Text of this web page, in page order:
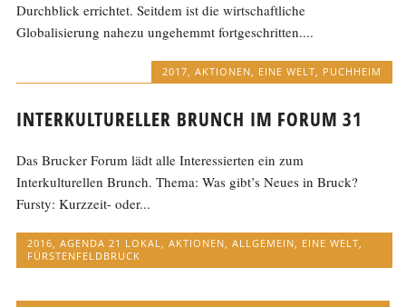
Durchblick errichtet. Seitdem ist die wirtschaftliche
Globalisierung nahezu ungehemmt fortgeschritten....
2017, AKTIONEN, EINE WELT, PUCHHEIM
INTERKULTURELLER BRUNCH IM FORUM 31
Das Brucker Forum lädt alle Interessierten ein zum
Interkulturellen Brunch. Thema: Was gibt’s Neues in Bruck?
Fursty: Kurzzeit- oder...
2016,AGENDA 21 LOKAL,AKTIONEN,ALLGEMEIN, EINE WELT,
FÜRSTENFELDBRUCK